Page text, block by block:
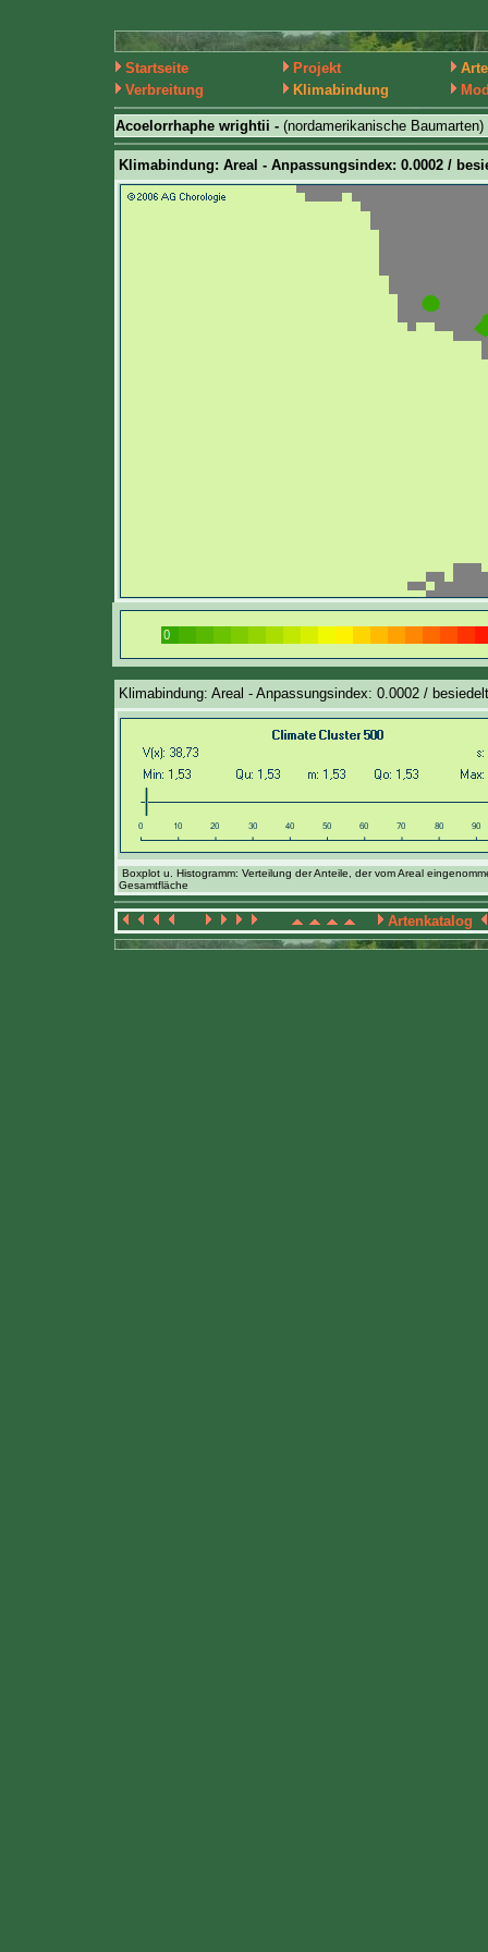
Startseite Projekt
Verbreitung
Klimabindung
Acoelorrhaphe wrightii - (nordamerikanische Baumarten)
Klimabindung: Areal - Anpassungsindex: 0.0002 /
Klimabindung: Areal - Anpassungsindex: 0.0002 /
Boxplot u. Histogramm: Verteilung der Anteile, der vom Areal
Gesamtfläche
Artenkatalog